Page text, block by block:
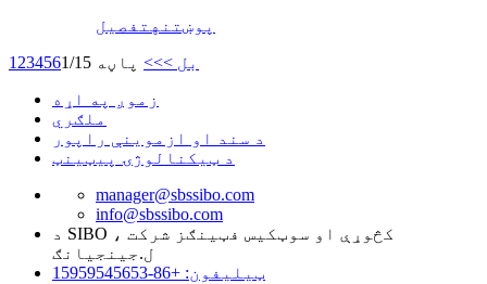
پوښتنه تفصیل
1 23456 بل >>> پاڼه 1/15
زموږ په اړه
ملګري
د سند او ازموینې راپور
د ټیکنالوژۍ پیټینټ
manager@sbssibo.com
info@sbssibo.com
د SIBO کڅوړې او سوټکیس فټینګز شرکت ،
ل.جينجيانګ
ټیلیفون: +86-15959545653